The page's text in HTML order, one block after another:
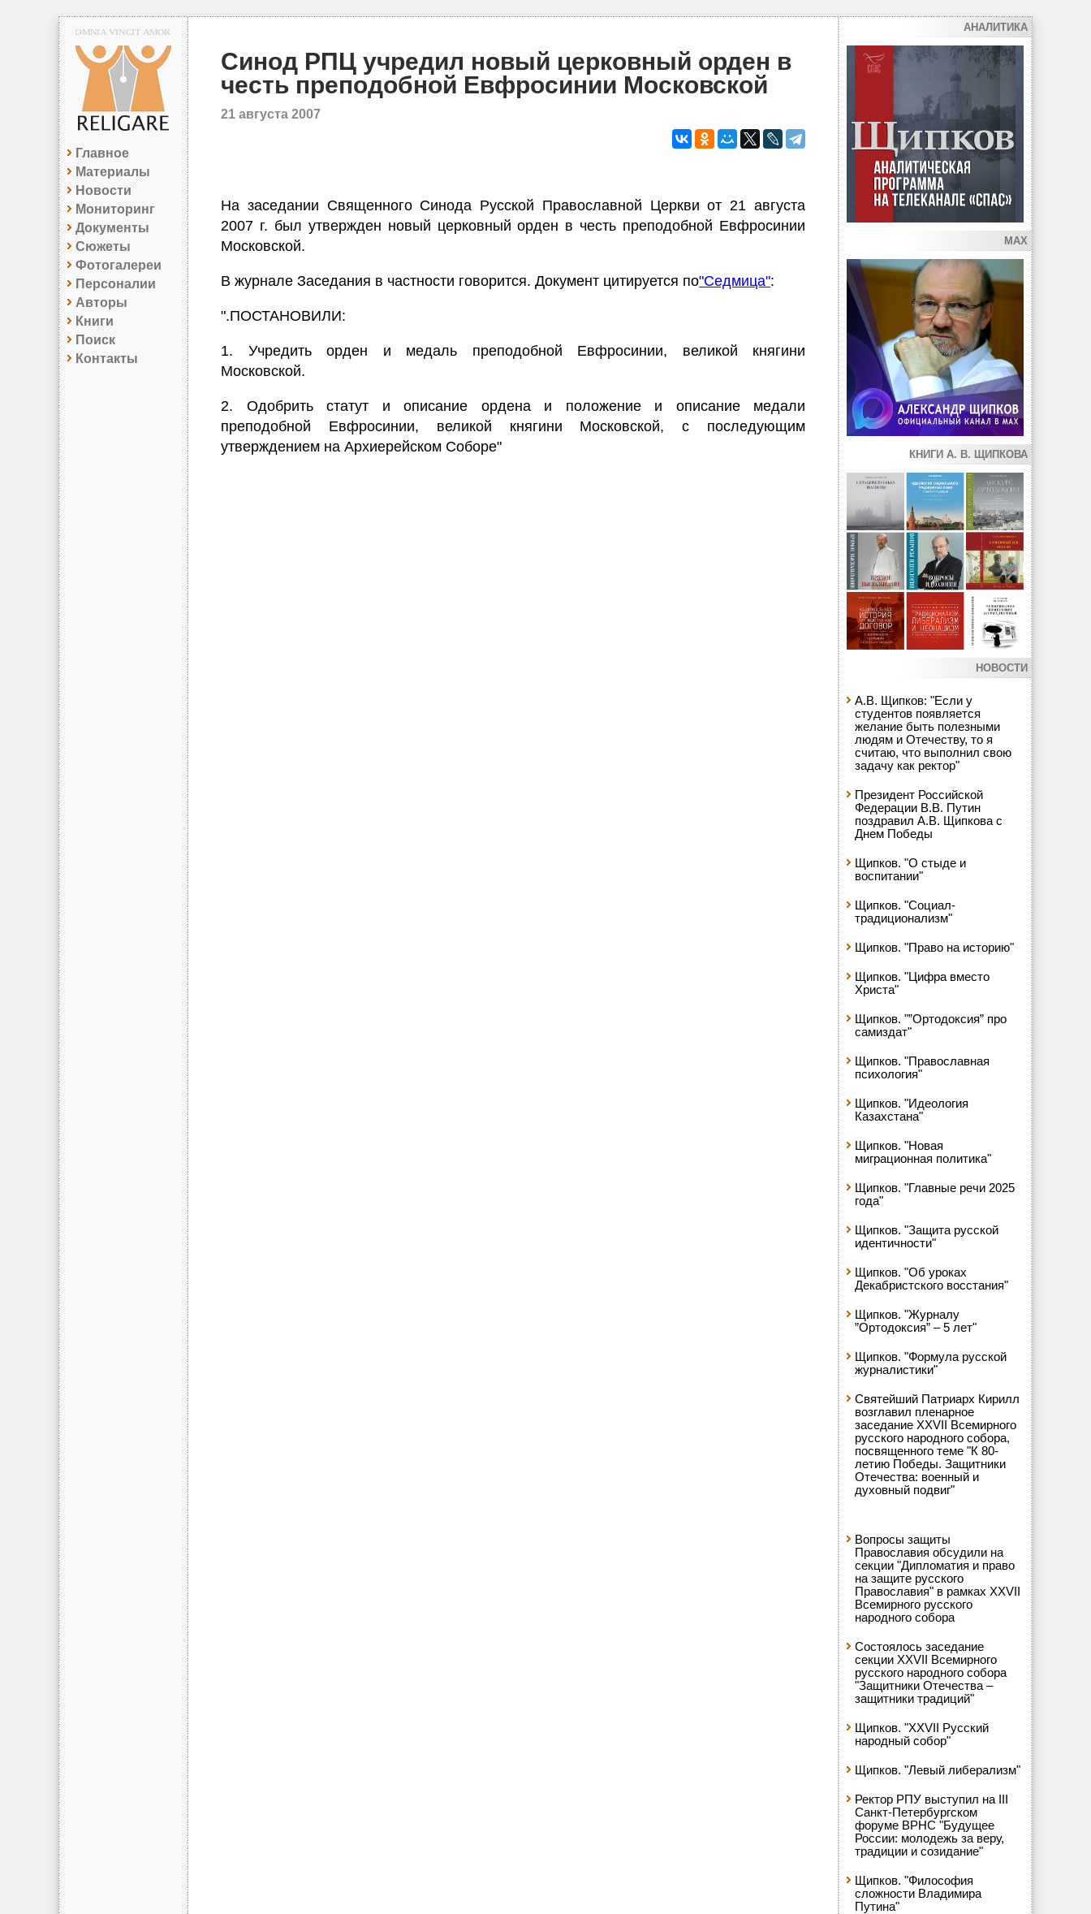
Главное
Материалы
Новости
Мониторинг
Документы
Сюжеты
Фотогалереи
Персоналии
Авторы
Книги
Поиск
Контакты
Синод РПЦ учредил новый церковный орден в
честь преподобной Евфросинии Московской
21 августа 2007
На заседании Священного Синода Русской Православной Церкви от 21 августа
2007 г. был утвержден новый церковный орден в честь преподобной Евфросинии
Московской.
В журнале Заседания в частности говорится. Документ цитируется по"Седмица":
".ПОСТАНОВИЛИ:
1. Учредить орден и медаль преподобной Евфросинии, великой княгини
Московской.
2. Одобрить статут и описание ордена и положение и описание медали
преподобной Евфросинии, великой княгини Московской, с последующим
утверждением на Архиерейском Соборе"
АНАЛИТИКА
MAX
КНИГИ А. В. ЩИПКОВА
НОВОСТИ
А.В. Щипков: "Если у
студентов появляется
желание быть полезными
людям и Отечеству, то я
считаю, что выполнил свою
задачу как ректор"
Президент Российской
Федерации В.В. Путин
поздравил А.В. Щипкова с
Днем Победы
Щипков. "О стыде и
воспитании"
Щипков. "Социал-
традиционализм"
Щипков. "Право на историю"
Щипков. "Цифра вместо
Христа"
Щипков. "”Ортодоксия” про
самиздат"
Щипков. "Православная
психология"
Щипков. "Идеология
Казахстана"
Щипков. "Новая
миграционная политика"
Щипков. "Главные речи 2025
года"
Щипков. "Защита русской
идентичности"
Щипков. "Об уроках
Декабристского восстания"
Щипков. "Журналу
”Ортодоксия” – 5 лет"
Щипков. "Формула русской
журналистики"
Святейший Патриарх Кирилл
возглавил пленарное
заседание XXVII Всемирного
русского народного собора,
посвященного теме "К 80-
летию Победы. Защитники
Отечества: военный и
духовный подвиг"
Вопросы защиты
Православия обсудили на
секции "Дипломатия и право
на защите русского
Православия" в рамках XXVII
Всемирного русского
народного собора
Состоялось заседание
секции XXVII Всемирного
русского народного собора
"Защитники Отечества –
защитники традиций"
Щипков. "XXVII Русский
народный собор"
Щипков. "Левый либерализм"
Ректор РПУ выступил на III
Санкт-Петербургском
форуме ВРНС "Будущее
России: молодежь за веру,
традиции и созидание"
Щипков. "Философия
сложности Владимира
Путина"